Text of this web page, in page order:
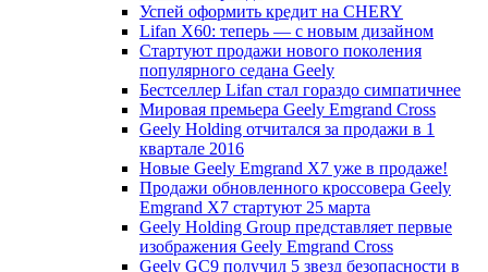
Успей оформить кредит на CHERY
Lifan X60: теперь — с новым дизайном
Стартуют продажи нового поколения
популярного седана Geely
Бестселлер Lifan стал гораздо симпатичнее
Мировая премьера Geely Emgrand Cross
Geely Holding отчитался за продажи в 1
квартале 2016
Новые Geely Emgrand X7 уже в продаже!
Продажи обновленного кроссовера Geely
Emgrand X7 стартуют 25 марта
Geely Holding Group представляет первые
изображения Geely Emgrand Cross
Geely GC9 получил 5 звезд безопасности в